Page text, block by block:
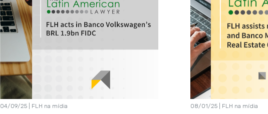
04/09/25 | FLH na mídia 08/01/25 | FLH na mídia